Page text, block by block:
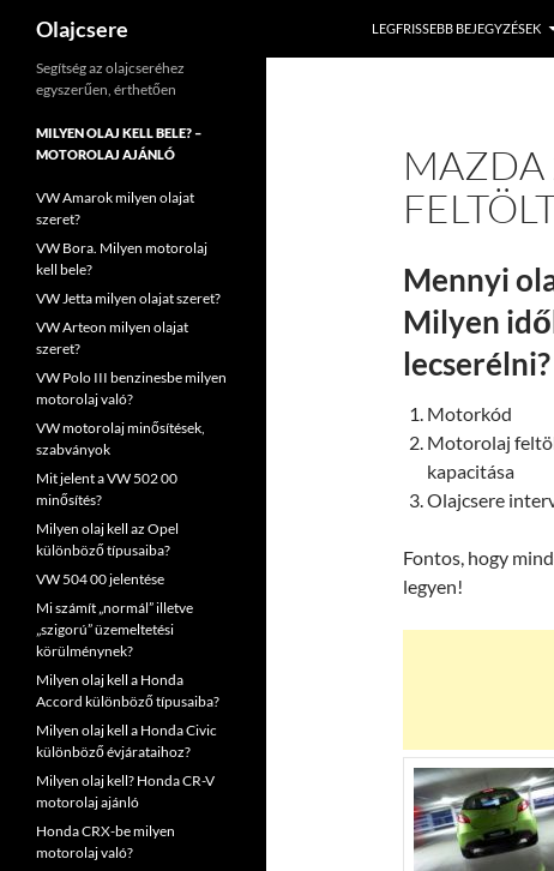
Kilépés
tartalomba
Olajcsere LEGFRISSEBB BEJEGYZÉSEK
MAZDA
Mennyi
Milyen
lecserélni?
Motorkód
Motorolaj
kapacitása
Olajcsere
Fontos, hogy
legyen!
Segítség az olajcseréhez
egyszerűen, érthetően
MILYEN OLAJ KELL BELE? –
MOTOROLAJ AJÁNLÓ
VW Amarok milyen olajat
szeret?
VW Bora. Milyen motorolaj
kell bele?
VW Jetta milyen olajat szeret?
VW Arteon milyen olajat
szeret?
VW Polo III benzinesbe milyen
motorolaj való?
VW motorolaj minősítések,
szabványok
Mit jelent a VW 502 00
minősítés?
Milyen olaj kell az Opel
különböző típusaiba?
VW 504 00 jelentése
Mi számít „normál” illetve
„szigorú” üzemeltetési
körülménynek?
Milyen olaj kell a Honda
Accord különböző típusaiba?
Milyen olaj kell a Honda Civic
különböző évjárataihoz?
Milyen olaj kell? Honda CR-V
motorolaj ajánló
Honda CRX-be milyen
motorolaj való?